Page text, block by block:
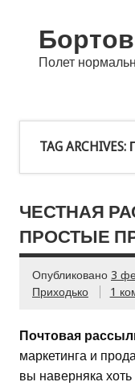
Полет
TAG ARCHIVES:
ЧЕСТНАЯ
ПРОСТЫЕ
Опубликовано 3
Приходько
1
Почтовая
маркетинга и
вы наверняка